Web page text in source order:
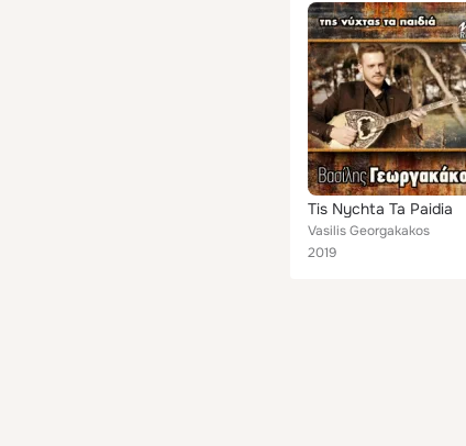
Tis Nychta Ta Paidia
Vasilis Georgakakos
2019